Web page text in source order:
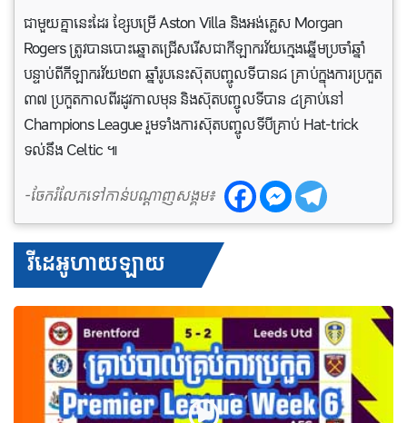
ជាមួយគ្នានេះដែរ ខ្សែបម្រើ Aston Villa និងអង់គ្លេស Morgan
Rogers ត្រូវបានបោះឆ្នោតជ្រើសរើសជាកីឡាករវ័យក្មេងឆ្នើមប្រចាំឆ្នាំ
បន្ទាប់ពីកីឡាករវ័យ២៣ ឆ្នាំរូបនេះស៊ុតបញ្ចូលទីបាន៨ គ្រាប់ក្នុងការប្រកួត
៣៧ ប្រកួតកាលពីរដូវកាលមុន និងស៊ុតបញ្ចូលទីបាន ៤គ្រាប់នៅ
Champions League រួមទាំងការស៊ុតបញ្ចូលទីបីគ្រាប់ Hat-trick
ទល់នឹង Celtic ៕
-ចែករំលែកទៅកាន់បណ្តាញសង្គម៖
វីដេអូហាយឡាយ